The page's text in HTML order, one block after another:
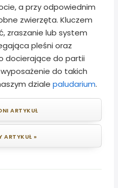
a przy odpowiednim
zwierzęta. Kluczem
zraszanie lub system
pleśni oraz
docierające do partii
do takich
dziale paludarium.
ARTYKUŁ
ARTYKUŁ »